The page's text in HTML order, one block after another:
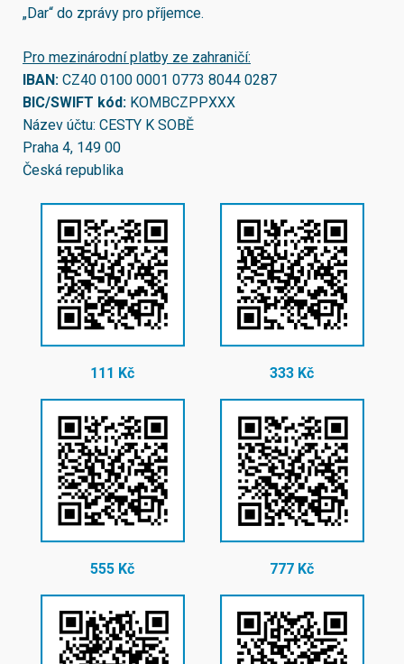
„Dar“ do zprávy pro příjemce.
Pro mezinárodní platby ze zahraničí:
IBAN: CZ40 0100 0001 0773 8044 0287
BIC/SWIFT kód: KOMBCZPPXXX
Název účtu: CESTY K SOBĚ
Praha 4, 149 00
Česká republika
111 Kč 333 Kč
555 Kč 777 Kč